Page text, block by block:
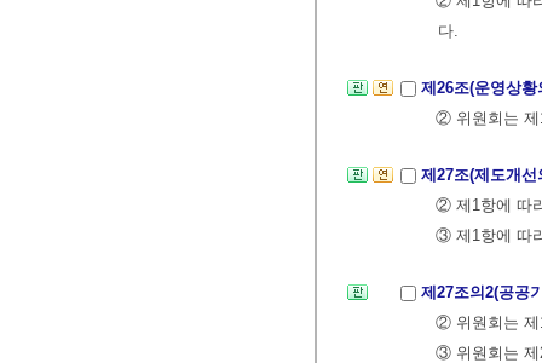
다.
제26조(운영상
② 위원회는 제
제27조(제도개
② 제1항에 따
③ 제1항에 따
제27조의2(공공
② 위원회는 제
③ 위원회는 제